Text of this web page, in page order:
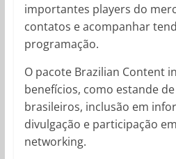
importantes players do
contatos e acompanhar
programação.
O pacote Brazilian Content
benefícios, como estande
brasileiros, inclusão em
divulgação e participação
networking.